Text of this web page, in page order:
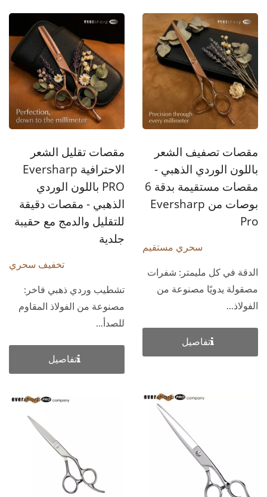
مقصات تصفيف الشعر
باللون الوردي الذهبي -
مقصات مستقيمة بدقة 6
بوصات من Eversharp
Pro
سحري مستقيم
الدقة في كل مليمتر: شفرات
مصقولة يدويًا مصنوعة من
الفولاذ...
تفاصيل
مقصات تقليل الشعر
الاحترافية Eversharp
PRO باللون الوردي
الذهبي - مقصات دقيقة
للتقليل والدمج مع حقيبة
جلدية
تخفيف سحري
تشطيب وردي ذهبي فاخر:
مصنوعة من الفولاذ المقاوم
للصدأ...
تفاصيل